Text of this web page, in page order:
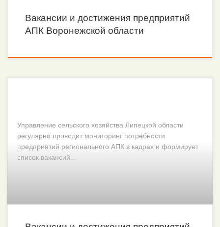
Вакансии и достижения предприятий
АПК Воронежской области
Управление сельского хозяйства Липецкой области
регулярно проводит мониторинг потребности
предприятий регионального АПК в кадрах и формирует
список вакансий...